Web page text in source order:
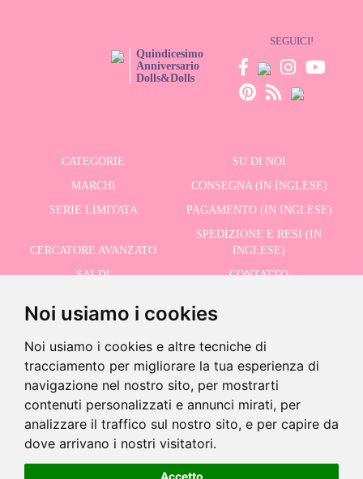
Noi usiamo i cookies
Noi usiamo i cookies e altre tecniche di
tracciamento per migliorare la tua esperienza di
navigazione nel nostro sito, per mostrarti
contenuti personalizzati e annunci mirati, per
analizzare il traffico sul nostro sito, e per capire da
dove arrivano i nostri visitatori.
Accetto
29,95 € +
-
Quindicesimo
Anniversario
Dolls&Dolls
SEGUICI!
CATEGORIE
SU DI NOI
MARCHI
CONSEGNA (IN INGLESE)
SERIE LIMITATA
PAGAMENTO (IN INGLESE)
CERCATORE AVANZATO
SPEDIZIONE E RESI (IN
INGLESE)
SALDI
CONTATTO